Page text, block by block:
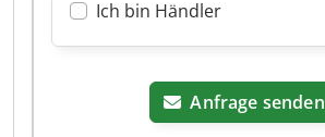
Ich bin Händler
Anfrage senden